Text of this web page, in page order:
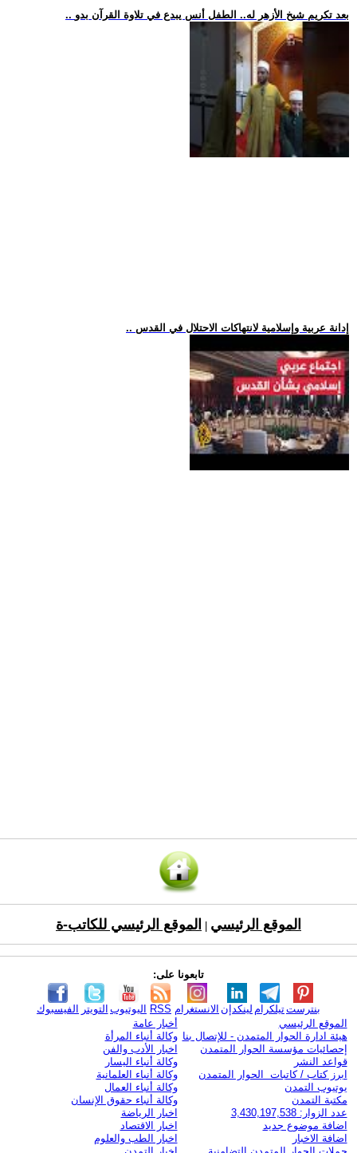
.. بعد تكريم شيخ الأزهر له.. الطفل أنس يبدع في تلاوة القرآن بدو
.. إدانة عربية وإسلامية لانتهاكات الاحتلال في القدس
الموقع الرئيسي الموقع الرئيسي للكاتب-ة
تابعونا على:
الفيسبوك التويتر اليوتيوب RSS الانستغرام لينكدإن تيلكرامبنترست
الموقع الرئيسي
هيئة ادارة الحوار المتمدن - للإتصال بنا
إحصائيات مؤسسة الحوار المتمدن
قواعد النشر
ابرز كتاب / كاتبات الحوار المتمدن
يوتيوب التمدن
مكتبة التمدن
عدد الزوار: 3,430,197,538
اضافة موضوع جديد
اضافة الاخبار
أخبار عامة
وكالة أنباء المرأة
اخبار الأدب والفن
وكالة أنباء اليسار
وكالة أنباء العلمانية
وكالة أنباء العمال
وكالة أنباء حقوق الإنسان
اخبار الرياضة
اخبار الاقتصاد
اخبار الطب والعلوم